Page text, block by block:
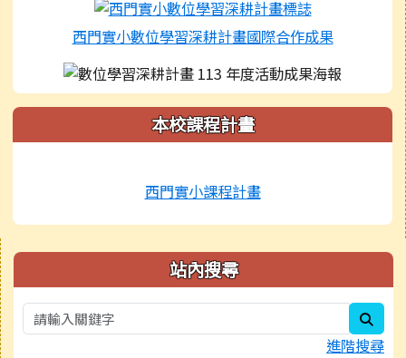
西門實小數位學習深耕計畫國際合作成果
本校課程計畫
西門實小課程計畫
右邊區域內容 站內搜尋
進階搜尋